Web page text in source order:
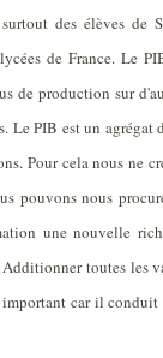
des élèves de
de France. Le
de production sur
Le PIB est un agrégat
Pour cela nous ne
pouvons nous
une nouvelle
toutes les
car il